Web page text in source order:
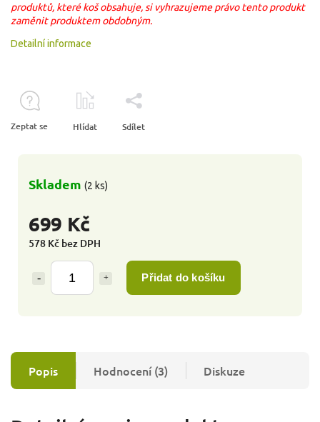
699 Kč
578 Kč bez DPH
Přidat do košíku
Skladem (2 ks)
produktů, které koš obsahuje, si vyhrazujeme právo tento produkt
zaměnit produktem obdobným.
Detailní informace
Zeptat se Hlídat Sdílet
Popis Hodnocení (3) Diskuze